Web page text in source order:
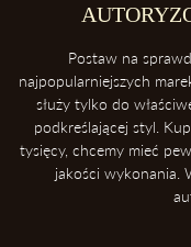
Postaw na
najpopularniejszych
służy tylko do
podkreślającej styl.
tysięcy, chcemy mieć
jakości wykonania.